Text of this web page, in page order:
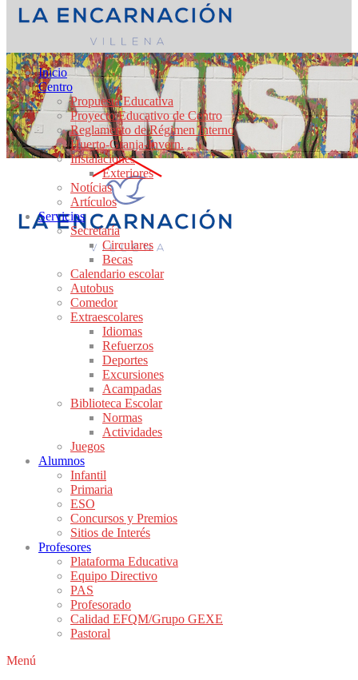
Inicio
Centro
Propuesta Educativa
Proyecto Educativo de Centro
Reglamento de Régimen Interno
Huerto-Granja-Invern.
Instalaciones
Exteriores
Notícias
Artículos
Servicios
Secretaría
Circulares
Becas
Calendario escolar
Autobus
Comedor
Extraescolares
Idiomas
Refuerzos
Deportes
Excursiones
Acampadas
Biblioteca Escolar
Normas
Actividades
Juegos
Alumnos
Infantil
Primaria
ESO
Concursos y Premios
Sitios de Interés
Profesores
Plataforma Educativa
Equipo Directivo
PAS
Profesorado
Calidad EFQM/Grupo GEXE
Pastoral
Menú